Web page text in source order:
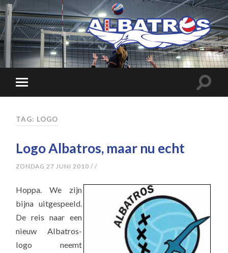
TAG: LOGO
Logo Albatros, maar nu echt
ZONDAG 27 JUNI 2010 //
Hoppa. We zijn
bijna uitgespeeld.
De reis naar een
nieuw Albatros-
logo neemt